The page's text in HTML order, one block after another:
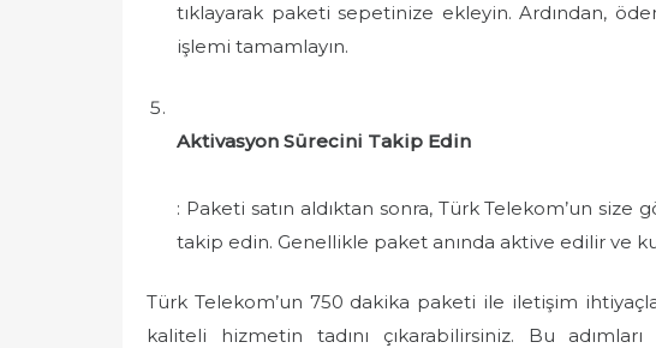
tıklayarak paketi sepetinize ekleyin. Ardından,
işlemi tamamlayın.
Aktivasyon Sürecini Takip Edin
: Paketi satın aldıktan sonra, Türk Telekom’un size
takip edin. Genellikle paket anında aktive edilir ve
Türk Telekom’un 750 dakika paketi ile iletişim
kaliteli hizmetin tadını çıkarabilirsiniz. Bu